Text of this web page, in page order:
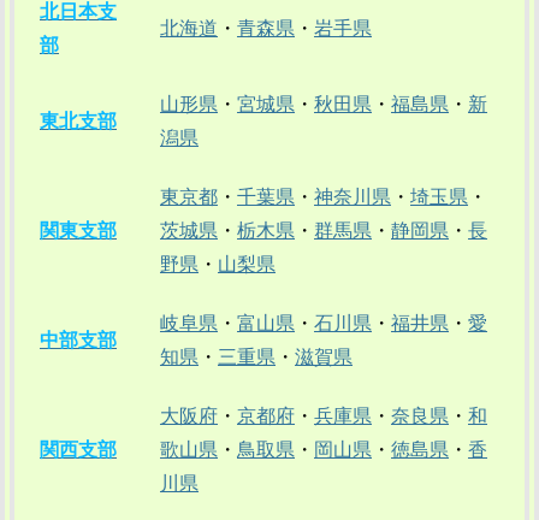
北日本支
部
北海道 ・ 青森県 ・ 岩手県
東北支部
山形県 ・ 宮城県 ・ 秋田県 ・ 福島県 ・ 新
潟県
関東支部
東京都 ・ 千葉県 ・ 神奈川県 ・ 埼玉県 ・
茨城県 ・ 栃木県 ・ 群馬県 ・ 静岡県 ・ 長
野県 ・ 山梨県
中部支部
岐阜県 ・ 富山県 ・ 石川県 ・ 福井県 ・ 愛
知県 ・ 三重県 ・ 滋賀県
関西支部
大阪府 ・ 京都府 ・ 兵庫県 ・ 奈良県 ・ 和
歌山県 ・ 鳥取県 ・ 岡山県 ・ 徳島県 ・ 香
川県